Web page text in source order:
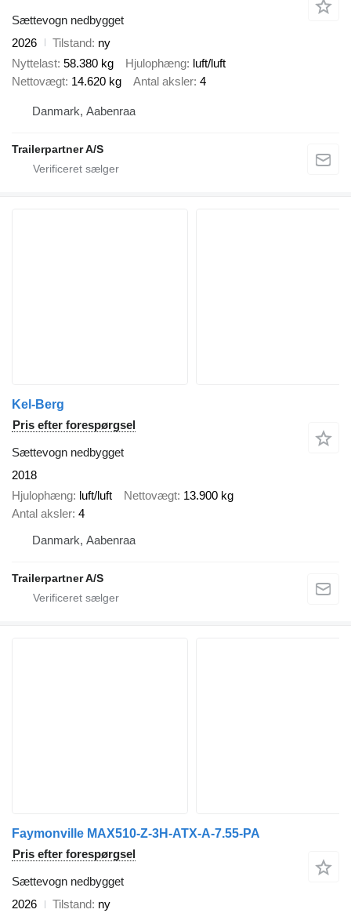
Sættevogn nedbygget
2026
Tilstand ny
Nyttelast 58.380 kg Hjulophæng luft/luft
Nettovægt 14.620 kg Antal aksler 4
Danmark, Aabenraa
Trailerpartner A/S
Kel-Berg
Pris efter forespørgsel
Sættevogn nedbygget
2018
Hjulophæng luft/luft Nettovægt 13.900 kg
Antal aksler 4
Danmark, Aabenraa
Trailerpartner A/S
Faymonville MAX510-Z-3H-ATX-A-7.55-PA
Pris efter forespørgsel
Sættevogn nedbygget
2026
Tilstand ny